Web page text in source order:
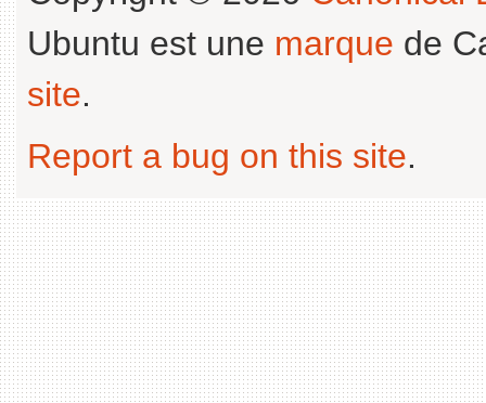
Ubuntu est une marque de
site.
Report a bug on this site.